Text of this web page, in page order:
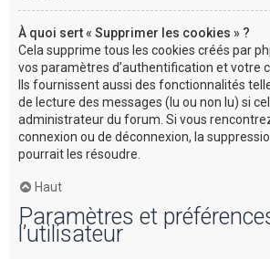
À quoi sert « Supprimer les cookies » ?
Cela supprime tous les cookies créés par
vos paramètres d’authentification et votre
Ils fournissent aussi des fonctionnalités
de lecture des messages (lu ou non lu) si
administrateur du forum. Si vous
connexion ou de déconnexion, la
pourrait les résoudre.
Haut
Paramètres et
l’utilisateur